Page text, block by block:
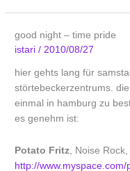
good night – time pride
istari/ 2010/08/27
hier gehts lang für
störtebeckerzentrums.
einmal in hamburg zu
es genehm ist:
Potato Fritz, Noise
http://www.myspace.com/